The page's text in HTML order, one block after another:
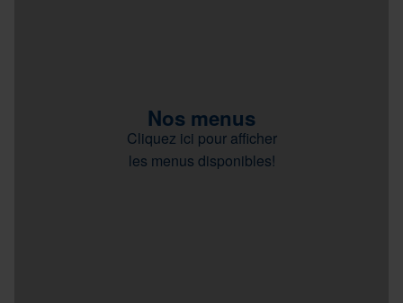
Nos menus
Cliquez ici pour afficher
les menus disponibles!